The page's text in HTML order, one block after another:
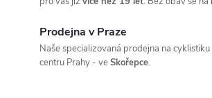
Prodejna v Praze
Naše specializovaná prodejna na
centru Prahy - veSkořepce.